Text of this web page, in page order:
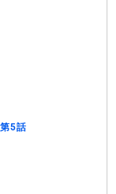
5話